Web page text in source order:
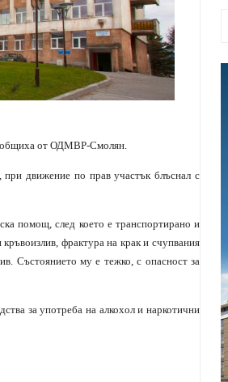
от ОДМВР-Смолян.
движение по прав участък блъснал с
помощ, след което е транспортирано и
фрактура на крак и счупвания
Състоянието му е тежко, с опасност за
за употреба на алкохол и наркотични